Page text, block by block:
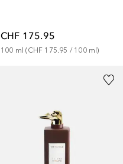
CHF 175.95
100 ml (CHF 175.95 / 100 ml)